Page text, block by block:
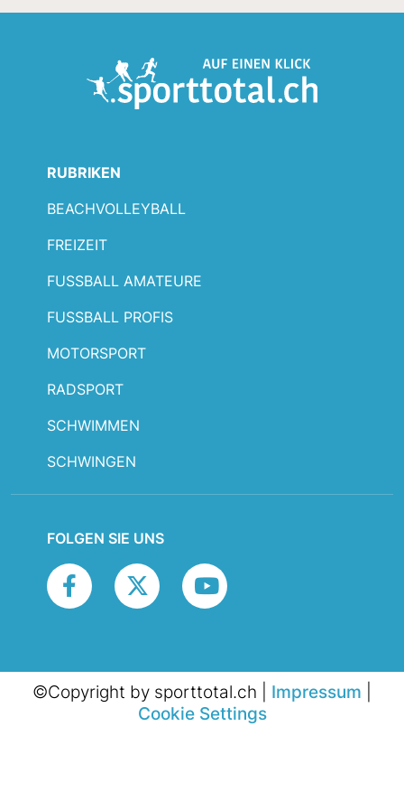
RUBRIKEN
BEACHVOLLEYBALL
FREIZEIT
FUSSBALL AMATEURE
FUSSBALL PROFIS
MOTORSPORT
RADSPORT
SCHWIMMEN
SCHWINGEN
FOLGEN SIE UNS
©Copyright by sporttotal.ch | Impressum
Cookie Settings